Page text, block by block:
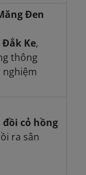
Đen
Đắk Ke,
thông
nghiệm
đồi cỏ hồng
ra sân